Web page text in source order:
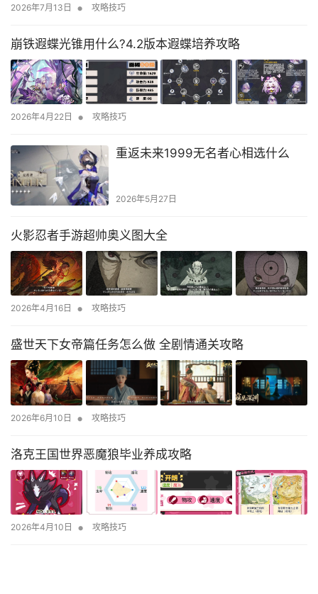
2026年7月13日 • 攻略技巧
崩铁遐蝶光锥用什么?4.2版本遐蝶培养攻略
2026年4月22日 • 攻略技巧
重返未来1999无名者心相选什么
2026年5月27日
火影忍者手游超帅奥义图大全
2026年4月16日 • 攻略技巧
盛世天下女帝篇任务怎么做 全剧情通关攻略
2026年6月10日 • 攻略技巧
洛克王国世界恶魔狼毕业养成攻略
2026年4月10日 • 攻略技巧